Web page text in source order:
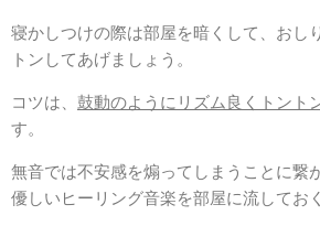
寝かしつけの際は部屋を暗くして、おし
トンしてあげましょう。
コツは、 鼓動のようにリズム良くトント
す。
無音では不安感を煽ってしまうことに繋
優しいヒーリング音楽を部屋に流してお